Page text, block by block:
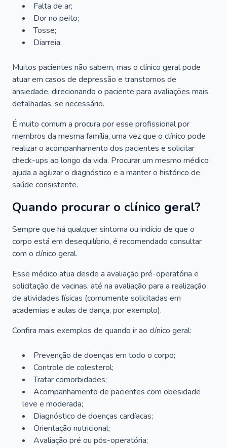
Falta de ar;
Dor no peito;
Tosse;
Diarreia.
Muitos pacientes não sabem, mas o clínico geral pode
atuar em casos de depressão e transtornos de
ansiedade, direcionando o paciente para avaliações mais
detalhadas, se necessário.
É muito comum a procura por esse profissional por
membros da mesma família, uma vez que o clínico pode
realizar o acompanhamento dos pacientes e solicitar
check-ups ao longo da vida. Procurar um mesmo médico
ajuda a agilizar o diagnóstico e a manter o histórico de
saúde consistente.
Quando procurar o clínico geral?
Sempre que há qualquer sintoma ou indício de que o
corpo está em desequilíbrio, é recomendado consultar
com o clínico geral.
Esse médico atua desde a avaliação pré-operatória e
solicitação de vacinas, até na avaliação para a realização
de atividades físicas (comumente solicitadas em
academias e aulas de dança, por exemplo).
Confira mais exemplos de quando ir ao clínico geral:
Prevenção de doenças em todo o corpo;
Controle de colesterol;
Tratar comorbidades;
Acompanhamento de pacientes com obesidade
leve e moderada;
Diagnóstico de doenças cardíacas;
Orientação nutricional;
Avaliação pré ou pós-operatória;